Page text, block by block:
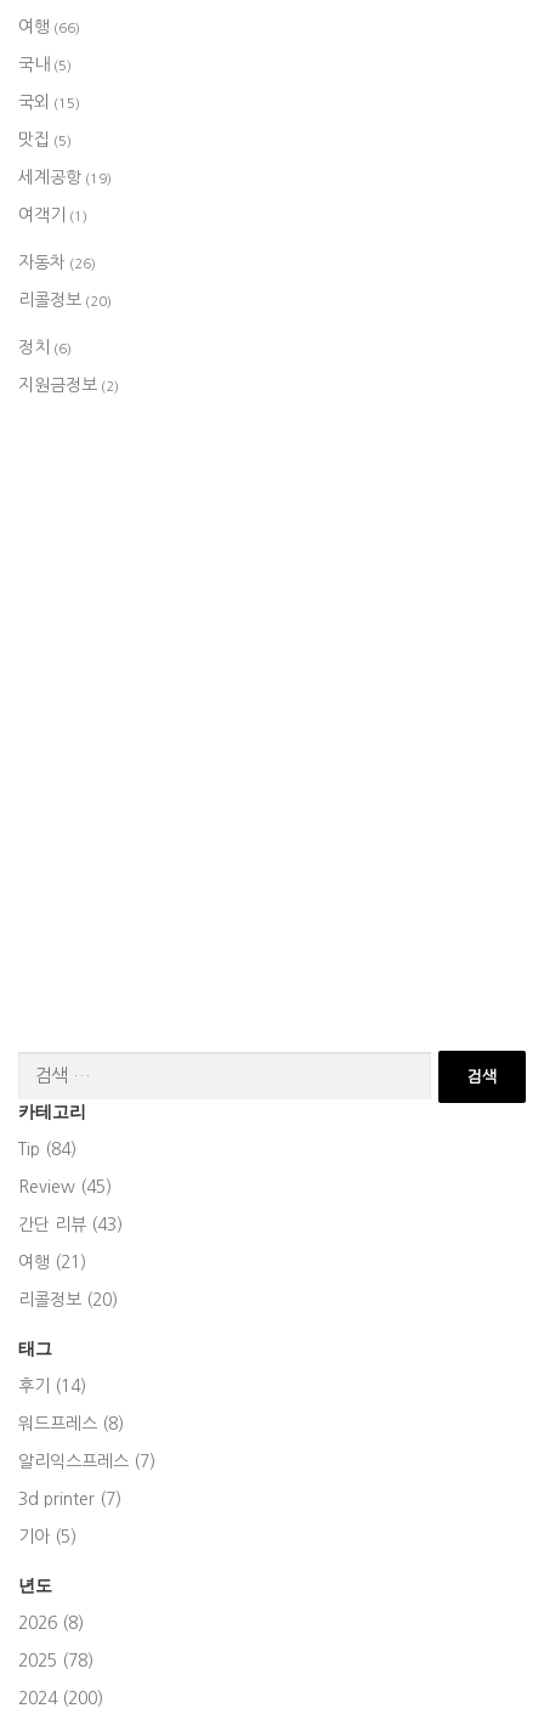
여행 (66)
국내 (5)
국외 (15)
맛집 (5)
세계공항 (19)
여객기 (1)
자동차 (26)
리콜정보 (20)
정치 (6)
지원금정보 (2)
카테고리
Tip (84)
Review (45)
간단 리뷰 (43)
여행 (21)
리콜정보 (20)
태그
후기 (14)
워드프레스 (8)
알리익스프레스 (7)
3d printer (7)
기아 (5)
년도
2026 (8)
2025 (78)
2024 (200)